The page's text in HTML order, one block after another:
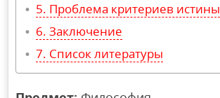
Проблема критериев истины
Заключение
Список литературы